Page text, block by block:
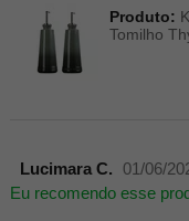
Produto:
Tomilho
Lucimara C.
01/06/
Eu recomendo esse